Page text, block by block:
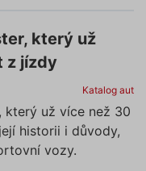
který už
z jízdy
Katalog aut
který už více než 30
historii i důvody,
vozy.